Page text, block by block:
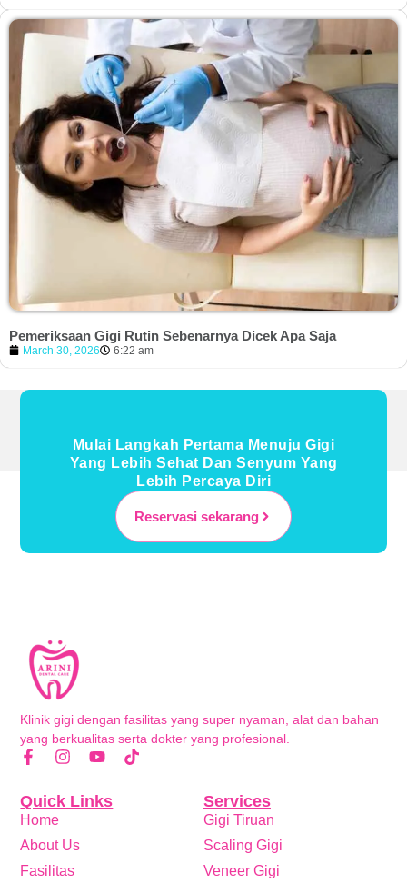
Pemeriksaan Gigi Rutin Sebenarnya Dicek Apa Saja
March 30, 2026 6:22 am
Mulai Langkah Pertama Menuju Gigi
Yang Lebih Sehat Dan Senyum Yang
Lebih Percaya Diri
Reservasi sekarang
Klinik gigi dengan fasilitas yang super nyaman, alat dan bahan
yang berkualitas serta dokter yang profesional.
Services
Gigi Tiruan
Scaling Gigi
Veneer Gigi
Quick Links
Home
About Us
Fasilitas